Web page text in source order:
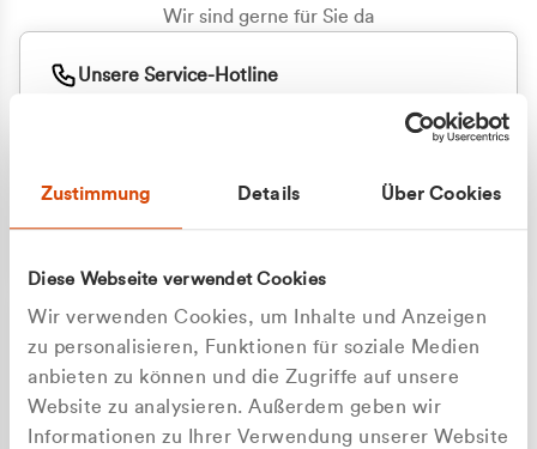
Zustimmung Details Über Cookies
Diese Webseite verwendet Cookies
Wir verwenden Cookies, um Inhalte und Anzeigen
zu personalisieren, Funktionen für soziale Medien
anbieten zu können und die Zugriffe auf unsere
Website zu analysieren. Außerdem geben wir
Informationen zu Ihrer Verwendung unserer Website
Wir sind gerne für Sie da
Unsere Service-Hotline
+49 177 8376058